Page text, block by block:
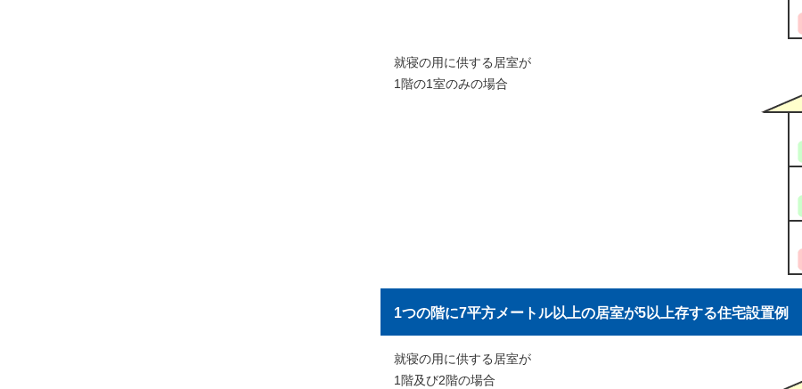
就寝の用に供する居室が
1階の1室のみの場合
1つの階に7平方メートル以上の居室が5以上存する住宅設置例
就寝の用に供する居室が
1階及び2階の場合